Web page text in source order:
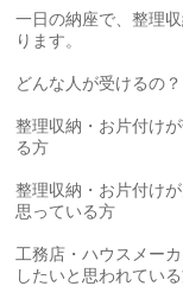
一日の納座で、整理
ります。
どんな人が受けるの？
整理収納・お片付け
る方
整理収納・お片付け
思っている方
工務店・ハウスメー
したいと思われてい